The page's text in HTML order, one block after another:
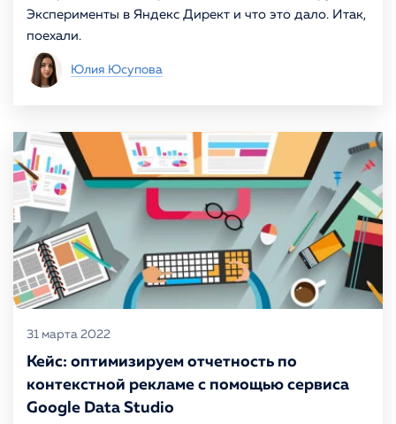
Эксперименты в Яндекс Директ и что это дало. Итак,
поехали.
Юлия Юсупова
31 марта 2022
Кейс: оптимизируем отчетность по
контекстной рекламе с помощью сервиса
Google Data Studio